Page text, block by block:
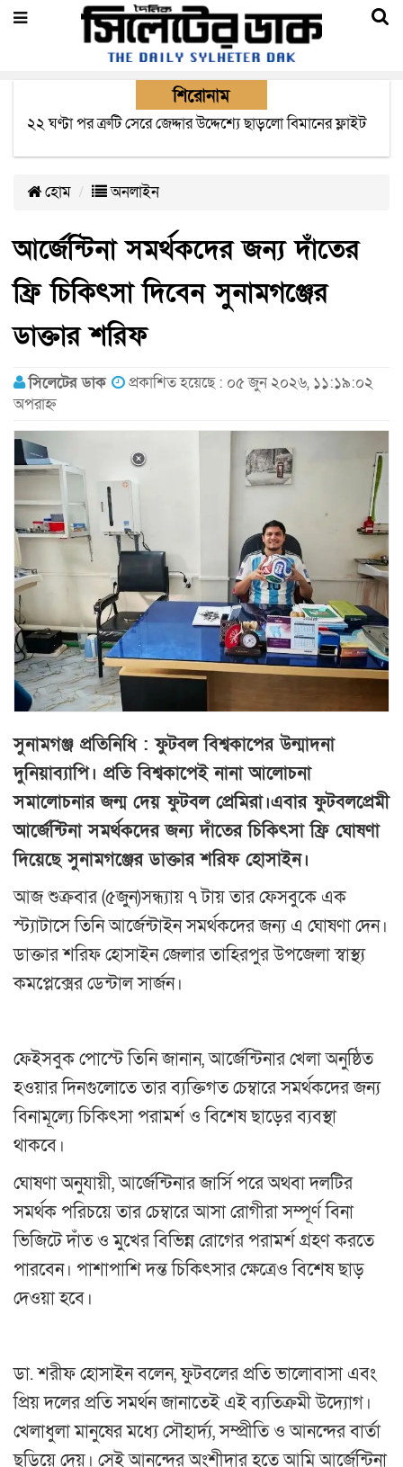
শিরোনাম
বাংলাদেশে এসে মার্কিন দূতের ভারতের হাই কমিশনারের সাথে
হোম অনলাইন
আর্জেন্টিনা সমর্থকদের জন্য দাঁতের
ফ্রি চিকিৎসা দিবেন সুনামগঞ্জের
ডাক্তার শরিফ
সিলেটের ডাক
প্রকাশিত হয়েছে : ০৫ জুন ২০২৬, ১১:১৯:০২
অপরাহ্ন
সুনামগঞ্জ প্রতিনিধি : ফুটবল বিশ্বকাপের উন্মাদনা
দুনিয়াব্যাপি। প্রতি বিশ্বকাপেই নানা আলোচনা
সমালোচনার জন্ম দেয় ফুটবল প্রেমিরা।এবার ফুটবলপ্রেমী
আর্জেন্টিনা সমর্থকদের জন্য দাঁতের চিকিৎসা ফ্রি ঘোষণা
দিয়েছে সুনামগঞ্জের ডাক্তার শরিফ হোসাইন।
আজ শুক্রবার (৫জুন)সন্ধ্যায় ৭ টায় তার ফেসবুকে এক
স্ট্যাটাসে তিনি আর্জেন্টাইন সমর্থকদের জন্য এ ঘোষণা দেন।
ডাক্তার শরিফ হোসাইন জেলার তাহিরপুর উপজেলা স্বাস্থ্য
কমপ্লেক্সের ডেন্টাল সার্জন।
ফেইসবুক পোস্টে তিনি জানান, আর্জেন্টিনার খেলা অনুষ্ঠিত
হওয়ার দিনগুলোতে তার ব্যক্তিগত চেম্বারে সমর্থকদের জন্য
বিনামূল্যে চিকিৎসা পরামর্শ ও বিশেষ ছাড়ের ব্যবস্থা
থাকবে।
ঘোষণা অনুযায়ী, আর্জেন্টিনার জার্সি পরে অথবা দলটির
সমর্থক পরিচয়ে তার চেম্বারে আসা রোগীরা সম্পূর্ণ বিনা
ভিজিটে দাঁত ও মুখের বিভিন্ন রোগের পরামর্শ গ্রহণ করতে
পারবেন। পাশাপাশি দন্ত চিকিৎসার ক্ষেত্রেও বিশেষ ছাড়
দেওয়া হবে।
ডা. শরীফ হোসাইন বলেন, ফুটবলের প্রতি ভালোবাসা এবং
প্রিয় দলের প্রতি সমর্থন জানাতেই এই ব্যতিক্রমী উদ্যোগ।
খেলাধুলা মানুষের মধ্যে সৌহার্দ্য, সম্প্রীতি ও আনন্দের বার্তা
ছড়িয়ে দেয়। সেই আনন্দের অংশীদার হতে আমি আর্জেন্টিনা